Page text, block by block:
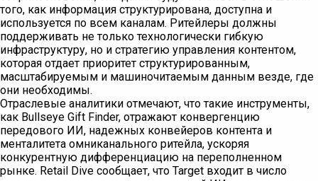
того, как информация структурирована, доступна и
используется по всем каналам. Ритейлеры должны
поддерживать не только технологически гибкую
инфраструктуру, но и стратегию управления контентом,
которая отдает приоритет структурированным,
масштабируемым и машиночитаемым данным везде, где
они необходимы.
Отраслевые аналитики отмечают, что такие инструменты,
как Bullseye Gift Finder, отражают конвергенцию
передового ИИ, надежных конвейеров контента и
менталитета омниканального ритейла, ускоряя
конкурентную дифференциацию на переполненном
рынке. Retail Dive сообщает, что Target входит в число